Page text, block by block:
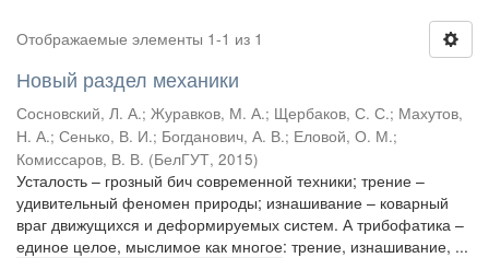
Отображаемые элементы 1-1 из 1
Новый раздел механики
Сосновский, Л. А.; Журавков, М. А.; Щербаков, С. С.; Махутов,
Н. А.; Сенько, В. И.; Богданович, А. В.; Еловой, О. М.;
Комиссаров, В. В. (БелГУТ, 2015)
Усталость – грозный бич современной техники; трение –
удивительный феномен природы; изнашивание – коварный
враг движущихся и деформируемых систем. А трибофатика –
единое целое, мыслимое как многое: трение, изнашивание, ...